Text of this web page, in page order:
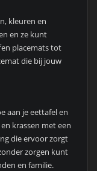
kleuren en
en ze kunt
placemats tot
die bij jouw
aan je eettafel en
krassen met een
die ervoor zorgt
zorgen kunt
en familie.